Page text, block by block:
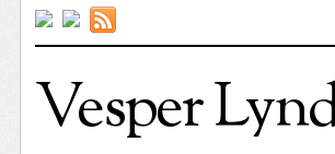
Vesper